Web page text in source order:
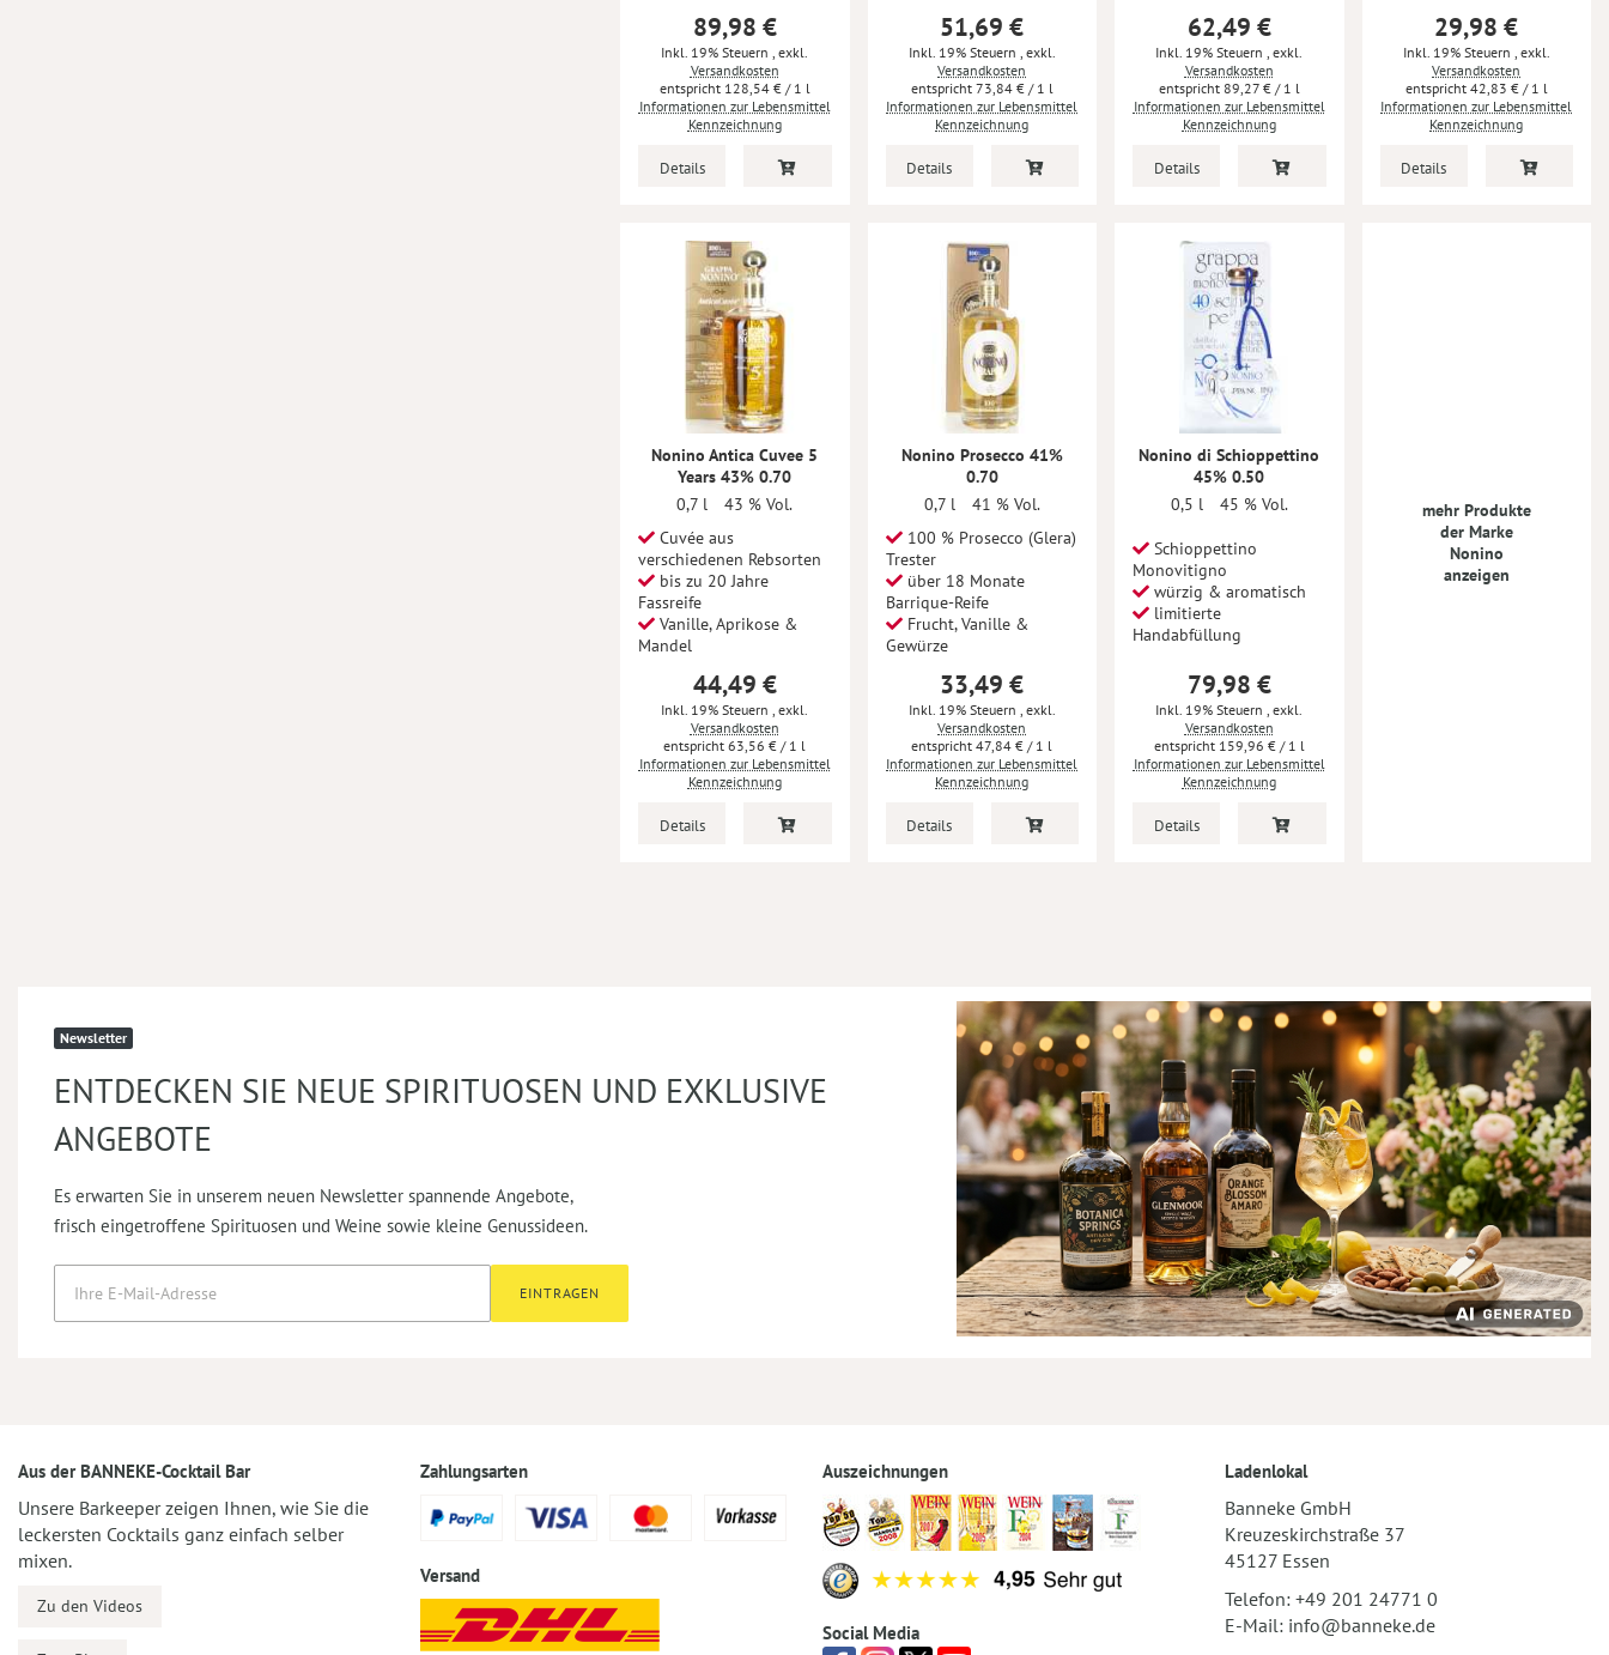
89,98 €
Inkl. 19% Steuern
exkl.
Versandkosten
128,54 € / 1 l
Informationen zur Lebensmittel
Kennzeichnung
Details
51,69 €
Inkl. 19% Steuern exkl.
Versandkosten
73,84 € / 1 l
Informationen zur Lebensmittel
Kennzeichnung
Details
62,49 €
Inkl. 19% Steuern
exkl.
Versandkosten
89,27 € / 1 l
Informationen zur Lebensmittel
Kennzeichnung
Details
29,98 €
Inkl. 19% Steuern exkl.
Versandkosten
42,83 € / 1 l
Informationen zur Lebensmittel
Kennzeichnung
Details
Nonino Antica Cuvee 5
Years 43% 0.70
0,7 l
43 % Vol.
Cuvée aus
verschiedenen Rebsorten
bis zu 20 Jahre
Fassreife
Vanille, Aprikose &
Mandel
44,49 €
Inkl. 19% Steuern, exkl.
Versandkosten
63,56 € / 1 l
Informationen zur Lebensmittel
Kennzeichnung
Details
Nonino Prosecco 41%
0.70
0,7 l
41 % Vol.
100 % Prosecco (Glera)
Trester
über 18 Monate
Barrique-Reife
Frucht, Vanille &
Gewürze
33,49 €
Inkl. 19% Steuern , exkl.
Versandkosten
47,84 € / 1 l
Informationen zur Lebensmittel
Kennzeichnung
Details
Nonino di Schioppettino
45% 0.50
0,5 l
45 % Vol.
Schioppettino
Monovitigno
würzig & aromatisch
limitierte
Handabfüllung
79,98 €
Inkl. 19% Steuern, exkl.
Versandkosten
159,96 €/ 1 l
Informationen zur Lebensmittel
Kennzeichnung
Details
mehr Produkte
der Marke
Nonino
anzeigen
Newsletter
ENTDECKEN SIE NEUE SPIRITUOSEN UND EXKLUSIVE
ANGEBOTE
Es erwarten Sie in unserem neuen Newsletter spannende Angebote,
frisch eingetroffene Spirituosen und Weine sowie kleine Genussideen.
EINTRAGEN
Aus der BANNEKE-Cocktail Bar
Unsere Barkeeper zeigen Ihnen, wie Sie die
leckersten Cocktails ganz einfach selber
mixen.
Zu den Videos
Zahlungsarten
Versand
Auszeichnungen
Social Media
Ladenlokal
Banneke GmbH
Kreuzeskirchstraße 37
45127 Essen
Telefon: +49 201 24771 0
E-Mail: info@banneke.de